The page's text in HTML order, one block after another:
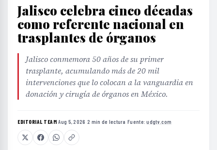
Jalisco celebra cinco décadas
como referente nacional en
trasplantes de órganos
Jalisco conmemora 50 años de su primer
trasplante, acumulando más de 20 mil
intervenciones que lo colocan a la vanguardia en
donación y cirugía de órganos en México.
EDITORIAL TEAM·Aug 5, 2026 ·2 min de lectura ·Fuente:udgtv.com